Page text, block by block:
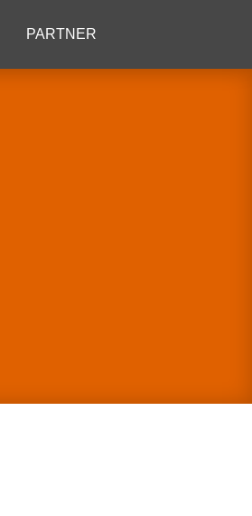
PARTNER